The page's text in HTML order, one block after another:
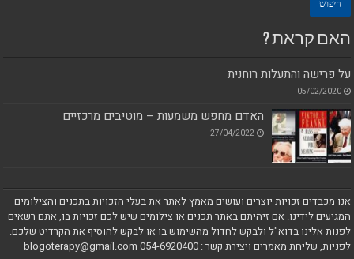
האם קראת ?
על פרישה והתעלות רוחנית
05/02/2020
האדם מחפש משמעות – מוטיבים מרכזיים
27/04/2022
אנו מכבדים זכויות יוצרים ועושים מאמץ לאתר את בעלי הזכויות בתכנים והצילומים
המגיעים לידינו. אם זיהיתם באתר תכנים או צילומים שיש לכם זכויות בו, אתם רשאים
לפנות אלינו בדוא"ל ולבקש לחדול מהשימוש בו או לבקש להוסיף את הקרדיט שלכם.
לפניות, שליחת מאמרים ויצירת קשר : blogoterapy@gmail.com 054-6920400